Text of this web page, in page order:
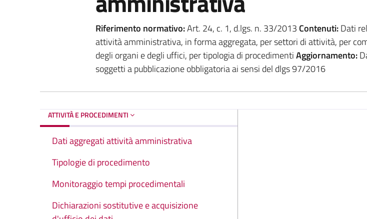
Riferimento normativo:Art. 24, c. 1, d.lgs. n. 33/2013 Contenuti:Dati
attività amministrativa, in forma aggregata, per settori di attività, per
degli organi e degli uffici, per tipologia di procedimentiAggiornamento:
soggetti a pubblicazione obbligatoria ai sensi del dlgs 97/2016
ATTIVITÀ E PROCEDIMENTI
Dati aggregati attività amministrativa
Tipologie di procedimento
Monitoraggio tempi procedimentali
Dichiarazioni sostitutive e acquisizione